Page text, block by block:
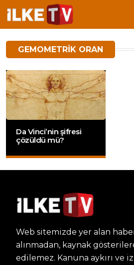
GEMOMETRIK ORAN
Da Vinci’nin şifresi
çözüldü mü?
Web sitemizde yer alan
alınmadan, kaynak
edilemez. Kanuna aykırı ve